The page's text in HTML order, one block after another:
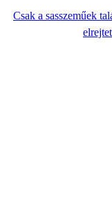
Csak a sasszeműek